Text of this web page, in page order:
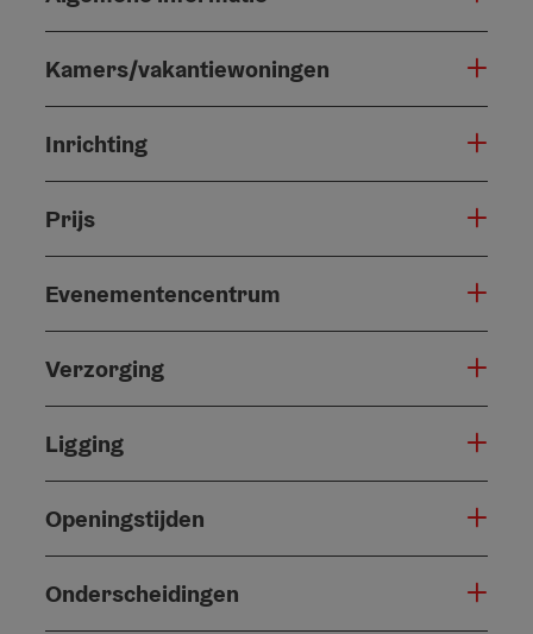
Kamers/vakantiewoningen
Inrichting
Prijs
Evenementencentrum
Verzorging
Ligging
Openingstijden
Onderscheidingen